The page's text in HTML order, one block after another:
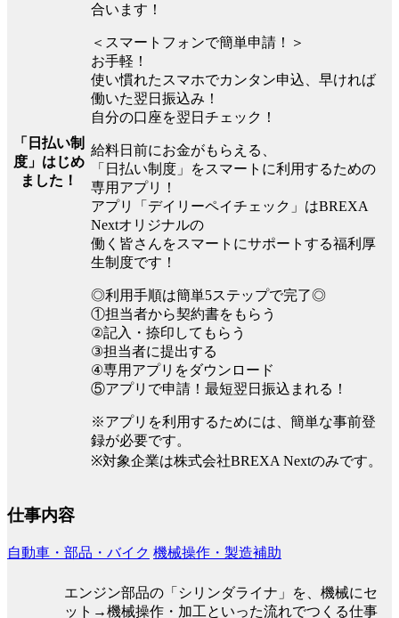
「日払い制
度」はじめ
ました！
合います！
＜スマートフォンで簡単申請！＞
お手軽！
使い慣れたスマホでカンタン申込、早ければ
働いた翌日振込み！
自分の口座を翌日チェック！
給料日前にお金がもらえる、
「日払い制度」をスマートに利用するための
専用アプリ！
アプリ「デイリーペイチェック」はBREXA
Nextオリジナルの
働く皆さんをスマートにサポートする福利厚
生制度です！
◎利用手順は簡単5ステップで完了◎
①担当者から契約書をもらう
②記入・捺印してもらう
③担当者に提出する
④専用アプリをダウンロード
⑤アプリで申請！最短翌日振込まれる！
※アプリを利用するためには、簡単な事前登
録が必要です。
※対象企業は株式会社BREXA Nextのみです。
仕事内容
自動車・部品・バイク 機械操作・製造補助
エンジン部品の「シリンダライナ」を、機械にセ
ット→機械操作・加工といった流れでつくる仕事